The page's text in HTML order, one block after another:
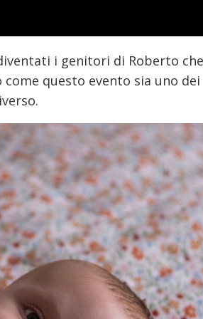
i genitori di Roberto
questo evento sia uno